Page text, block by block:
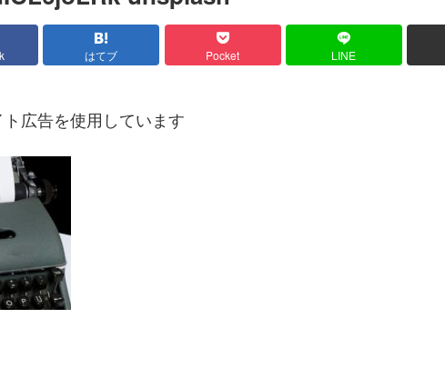
はてブ Pocket LINE
広告を使用しています